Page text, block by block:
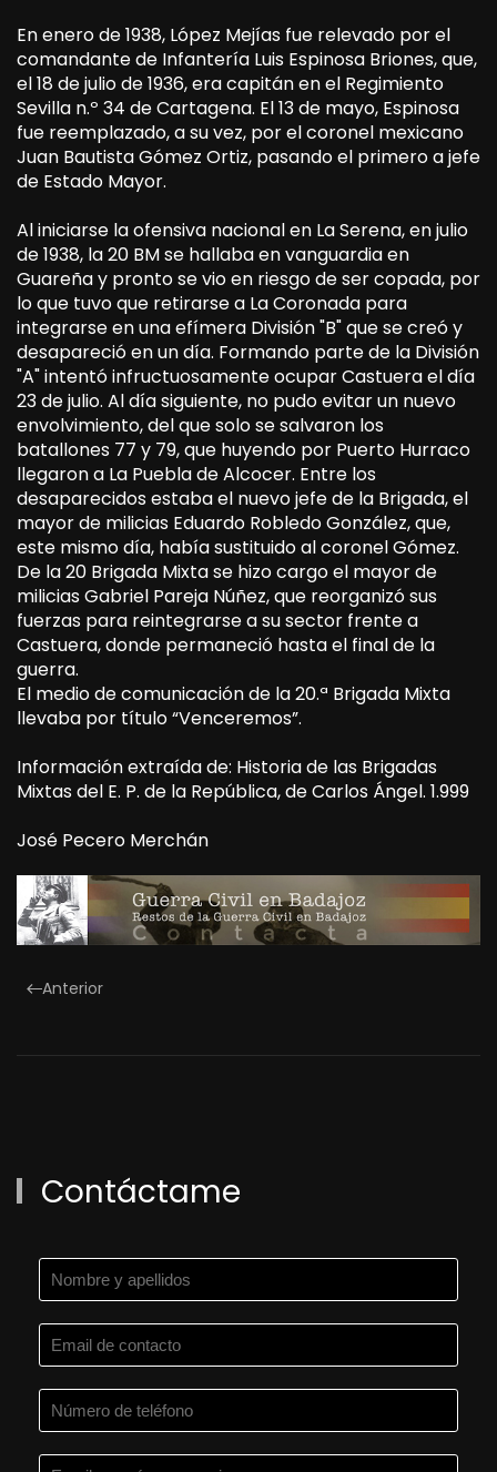
En enero de 1938, López Mejías fue relevado por el
comandante de Infantería Luis Espinosa Briones, que,
el 18 de julio de 1936, era capitán en el Regimiento
Sevilla n.º 34 de Cartagena. El 13 de mayo, Espinosa
fue reemplazado, a su vez, por el coronel mexicano
Juan Bautista Gómez Ortiz, pasando el primero a jefe
de Estado Mayor.
Al iniciarse la ofensiva nacional en La Serena, en julio
de 1938, la 20 BM se hallaba en vanguardia en
Guareña y pronto se vio en riesgo de ser copada, por
lo que tuvo que retirarse a La Coronada para
integrarse en una efímera División "B" que se creó y
desapareció en un día. Formando parte de la División
"A" intentó infructuosamente ocupar Castuera el día
23 de julio. Al día siguiente, no pudo evitar un nuevo
envolvimiento, del que solo se salvaron los
batallones 77 y 79, que huyendo por Puerto Hurraco
llegaron a La Puebla de Alcocer. Entre los
desaparecidos estaba el nuevo jefe de la Brigada, el
mayor de milicias Eduardo Robledo González, que,
este mismo día, había sustituido al coronel Gómez.
De la 20 Brigada Mixta se hizo cargo el mayor de
milicias Gabriel Pareja Núñez, que reorganizó sus
fuerzas para reintegrarse a su sector frente a
Castuera, donde permaneció hasta el final de la
guerra.
El medio de comunicación de la 20.ª Brigada Mixta
llevaba por título “Venceremos”.
Información extraída de: Historia de las Brigadas
Mixtas del E. P. de la República, de Carlos Ángel. 1.999
José Pecero Merchán
Anterior
Contáctame